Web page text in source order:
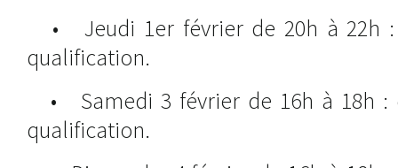
• Jeudi 1er février de 20h à 22h
qualification.
• Samedi 3 février de 16h à 18h :
qualification.